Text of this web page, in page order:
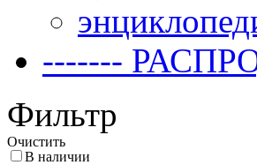
-------
Фильтр
Очистить
В наличии